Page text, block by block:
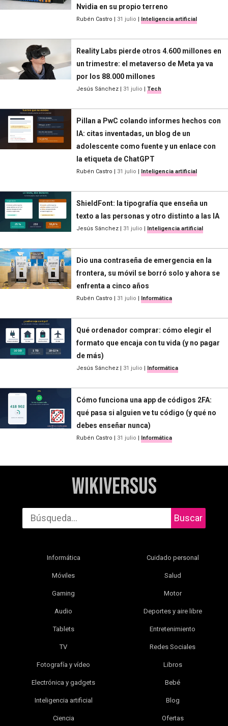
Nvidia en su propio terreno
Rubén Castro | 31 julio | Inteligencia artificial
Reality Labs pierde otros 4.600 millones en
un trimestre: el metaverso de Meta ya va
por los 88.000 millones
Jesús Sánchez | 31 julio | Tech
Pillan a PwC colando informes hechos con
IA: citas inventadas, un blog de un
adolescente como fuente y un enlace con
la etiqueta de ChatGPT
Rubén Castro | 31 julio | Inteligencia artificial
ShieldFont: la tipografía que enseña un
texto a las personas y otro distinto a las IA
Jesús Sánchez | 31 julio | Inteligencia artificial
Dio una contraseña de emergencia en la
frontera, su móvil se borró solo y ahora se
enfrenta a cinco años
Rubén Castro | 31 julio | Informática
Qué ordenador comprar: cómo elegir el
formato que encaja con tu vida (y no pagar
de más)
Jesús Sánchez | 31 julio | Informática
Cómo funciona una app de códigos 2FA:
qué pasa si alguien ve tu código (y qué no
debes enseñar nunca)
Rubén Castro | 31 julio | Informática
WikiVersus
Buscar
Informática
Móviles
Gaming
Audio
Tablets
TV
Fotografía y vídeo
Electrónica y gadgets
Inteligencia artificial
Ciencia
Cuidado personal
Salud
Motor
Deportes y aire libre
Entretenimiento
Redes Sociales
Libros
Bebé
Blog
Ofertas